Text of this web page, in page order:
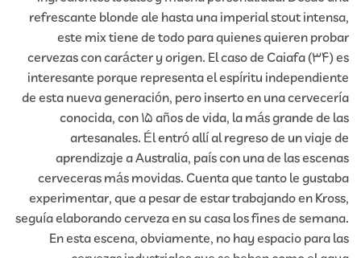
refrescante blonde ale hasta una imperial stout intensa,
este mix tiene de todo para quienes quieren probar
cervezas con carácter y origen. El caso de Caiafa (34) es
interesante porque representa el espíritu independiente
de esta nueva generación, pero inserto en una cervecería
conocida, con 15 años de vida, la más grande de las
artesanales. Él entró allí al regreso de un viaje de
aprendizaje a Australia, país con una de las escenas
cerveceras más movidas. Cuenta que tanto le gustaba
experimentar, que a pesar de estar trabajando en Kross,
seguía elaborando cerveza en su casa los fines de semana.
En esta escena, obviamente, no hay espacio para las